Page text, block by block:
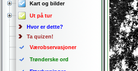
Kart og bilder
Ut på tur
Hvor er dette?
Ta quizen!
Værobservasjoner
Trønderske ord